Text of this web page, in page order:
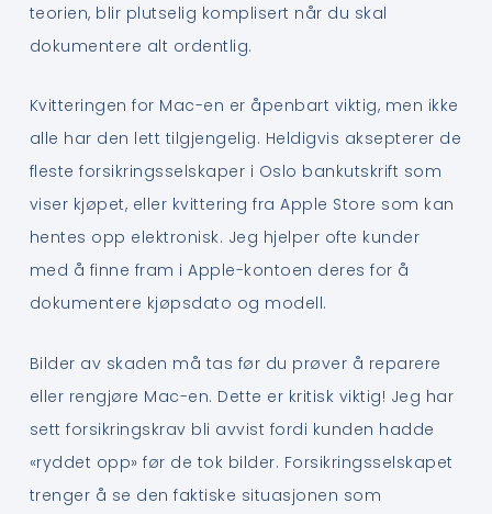
teorien, blir plutselig komplisert når du skal
dokumentere alt ordentlig.
Kvitteringen for Mac-en er åpenbart viktig, men ikke
alle har den lett tilgjengelig. Heldigvis aksepterer de
fleste forsikringsselskaper i Oslo bankutskrift som
viser kjøpet, eller kvittering fra Apple Store som kan
hentes opp elektronisk. Jeg hjelper ofte kunder
med å finne fram i Apple-kontoen deres for å
dokumentere kjøpsdato og modell.
Bilder av skaden må tas før du prøver å reparere
eller rengjøre Mac-en. Dette er kritisk viktig! Jeg har
sett forsikringskrav bli avvist fordi kunden hadde
«ryddet opp» før de tok bilder. Forsikringsselskapet
trenger å se den faktiske situasjonen som